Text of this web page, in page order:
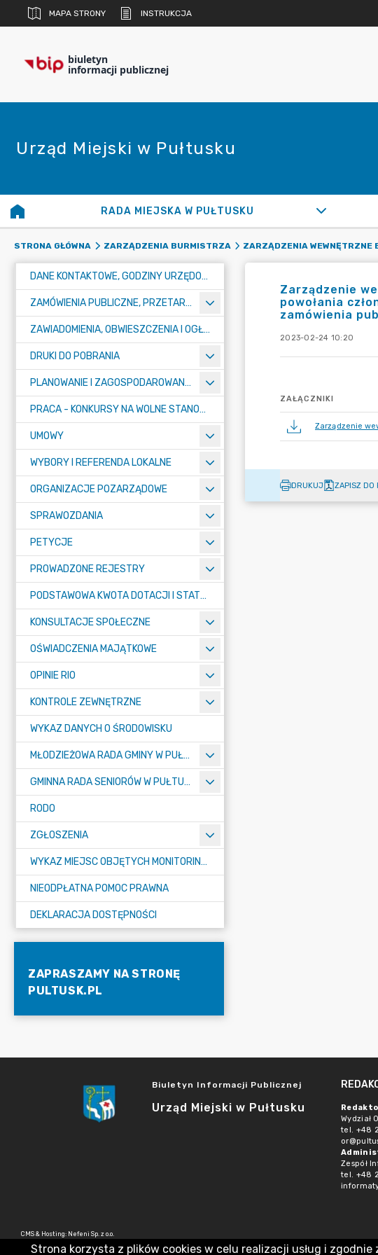
MAPA STRONY INSTRUKCJA
biuletyn
informacji publicznej
Urząd Miejski w Pułtusku
RADA MIEJSKA W PUŁTUSKU
STRONA GŁÓWNA ZARZĄDZENIA BURMISTRZA ZARZĄDZENIA WEWNĘTRZNE
DANE KONTAKTOWE, GODZINY URZĘDOWANIA I NUMER KONTA BANKOWEGO
ZAMÓWIENIA PUBLICZNE, PRZETARGI, KONKURSY
ZAWIADOMIENIA, OBWIESZCZENIA I OGŁOSZENIA
DRUKI DO POBRANIA
PLANOWANIE I ZAGOSPODAROWANIE PRZESTRZENNE
PRACA - KONKURSY NA WOLNE STANOWISKA
UMOWY
WYBORY I REFERENDA LOKALNE
ORGANIZACJE POZARZĄDOWE
SPRAWOZDANIA
PETYCJE
PROWADZONE REJESTRY
PODSTAWOWA KWOTA DOTACJI I STATYSTYCZNA LICZBA UCZNIÓW
KONSULTACJE SPOŁECZNE
OŚWIADCZENIA MAJĄTKOWE
OPINIE RIO
KONTROLE ZEWNĘTRZNE
WYKAZ DANYCH O ŚRODOWISKU
MŁODZIEŻOWA RADA GMINY W PUŁTUSKU
GMINNA RADA SENIORÓW W PUŁTUSKU
RODO
ZGŁOSZENIA
WYKAZ MIEJSC OBJĘTYCH MONITORINGIEM
NIEODPŁATNA POMOC PRAWNA
DEKLARACJA DOSTĘPNOŚCI
ZAPRASZAMY NA STRONĘ
PULTUSK.PL
Zarządzenie
powołania
zamówienia
2023-02-24 10:20
ZAŁĄCZNIKI
Zarządzenie
DRUKUJ ZAPISZ DO
Biuletyn Informacji Publicznej
Urząd Miejski w Pułtusku
Wydział
tel. +48
Zespół
tel. +48
CMS & Hosting: Nefeni Sp. z o.o.
Strona korzysta z plików cookies w celu realizacji usług i zgodnie